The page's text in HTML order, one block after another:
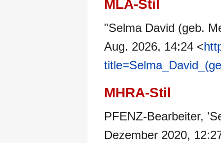
MLA-Stil
"Selma David (geb.
Aug. 2026, 14:24 <
MHRA-Stil
PFENZ-Bearbeiter,
Dezember 2020,